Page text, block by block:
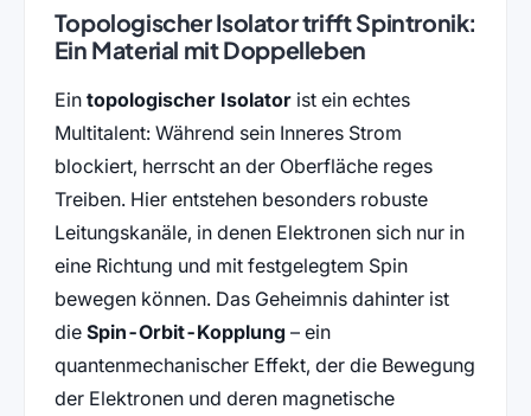
Topologischer Isolator trifft Spintronik:
Ein Material mit Doppelleben
Ein topologischer Isolatorist ein echtes
Multitalent: Während sein Inneres Strom
blockiert, herrscht an der Oberfläche reges
Treiben. Hier entstehen besonders robuste
Leitungskanäle, in denen Elektronen sich nur in
eine Richtung und mit festgelegtem Spin
bewegen können. Das Geheimnis dahinter ist
die Spin-Orbit-Kopplung– ein
quantenmechanischer Effekt, der die Bewegung
der Elektronen und deren magnetische